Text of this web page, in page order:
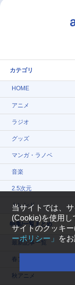
カテゴリ
HOME
アニメ
ラジオ
グッズ
マンガ・ラノベ
音楽
2.5次元
トレンド
特集/一覧まとめ
最新記事一覧
春アニメ
秋アニメ
当サイトでは、
(Cookie)を使用し
サイトのクッキ
ーポリシー」
を